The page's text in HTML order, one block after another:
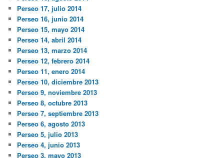
Perseo 17, julio 2014
Perseo 16, junio 2014
Perseo 15, mayo 2014
Perseo 14, abril 2014
Perseo 13, marzo 2014
Perseo 12, febrero 2014
Perseo 11, enero 2014
Perseo 10, diciembre 2013
Perseo 9, noviembre 2013
Perseo 8, octubre 2013
Perseo 7, septiembre 2013
Perseo 6, agosto 2013
Perseo 5, julio 2013
Perseo 4, junio 2013
Perseo 3, mayo 2013